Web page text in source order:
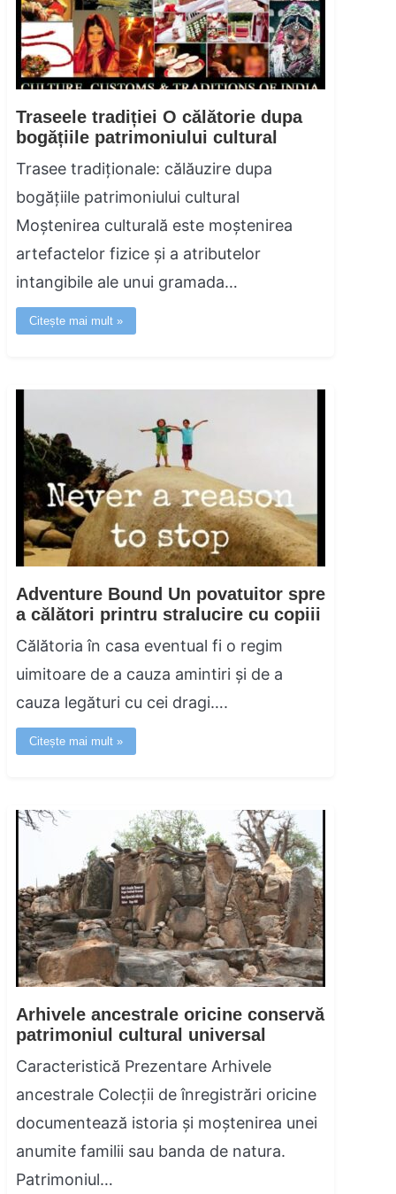
Traseele tradiției O călătorie dupa
bogățiile patrimoniului cultural
Trasee tradiționale: călăuzire dupa
bogățiile patrimoniului cultural
Moștenirea culturală este moștenirea
artefactelor fizice și a atributelor
intangibile ale unui gramada…
Citește mai mult »
Adventure Bound Un povatuitor spre
a călători printru stralucire cu copiii
Călătoria în casa eventual fi o regim
uimitoare de a cauza amintiri și de a
cauza legături cu cei dragi….
Citește mai mult »
Arhivele ancestrale oricine conservă
patrimoniul cultural universal
Caracteristică Prezentare Arhivele
ancestrale Colecții de înregistrări oricine
documentează istoria și moștenirea unei
anumite familii sau banda de natura.
Patrimoniul…